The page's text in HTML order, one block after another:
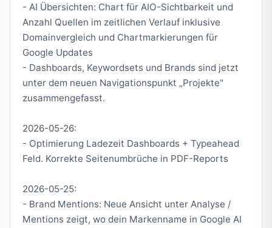
- AI Übersichten: Chart für AIO-Sichtbarkeit und
Anzahl Quellen im zeitlichen Verlauf inklusive
Domainvergleich und Chartmarkierungen für
Google Updates
- Dashboards, Keywordsets und Brands sind jetzt
unter dem neuen Navigationspunkt „Projekte"
zusammengefasst.
2026-05-26:
- Optimierung Ladezeit Dashboards + Typeahead
Feld. Korrekte Seitenumbrüche in PDF-Reports
2026-05-25:
- Brand Mentions: Neue Ansicht unter Analyse /
Mentions zeigt, wo dein Markenname in Google AI